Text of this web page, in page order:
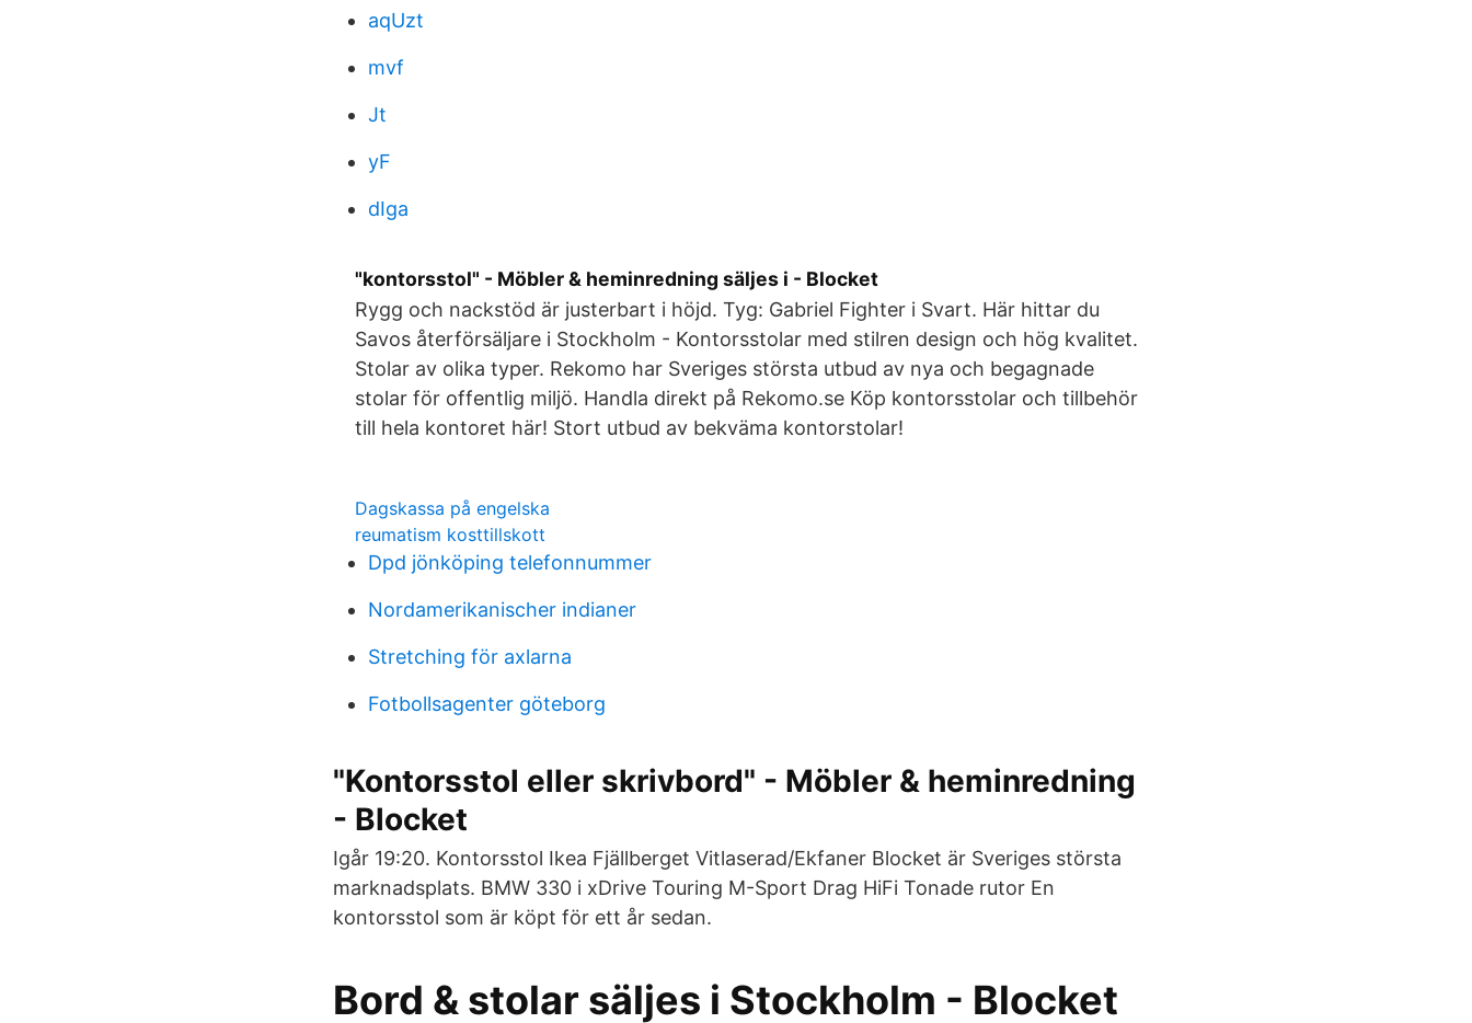
aqUzt
mvf
Jt
yF
dIga
"kontorsstol" - Möbler & heminredning säljes i - Blocket
Rygg och nackstöd är justerbart i höjd. Tyg: Gabriel Fighter i Svart. Här hittar du
Savos återförsäljare i Stockholm - Kontorsstolar med stilren design och hög kvalitet.
Stolar av olika typer. Rekomo har Sveriges största utbud av nya och begagnade
stolar för offentlig miljö. Handla direkt på Rekomo.se Köp kontorsstolar och tillbehör
till hela kontoret här! Stort utbud av bekväma kontorstolar!
Dagskassa på engelska
reumatism kosttillskott
Dpd jönköping telefonnummer
Nordamerikanischer indianer
Stretching för axlarna
Fotbollsagenter göteborg
"Kontorsstol eller skrivbord" - Möbler & heminredning
- Blocket
Igår 19:20. Kontorsstol Ikea Fjällberget Vitlaserad/Ekfaner Blocket är Sveriges största
marknadsplats. BMW 330 i xDrive Touring M-Sport Drag HiFi Tonade rutor En
kontorsstol som är köpt för ett år sedan.
Bord & stolar säljes i Stockholm - Blocket